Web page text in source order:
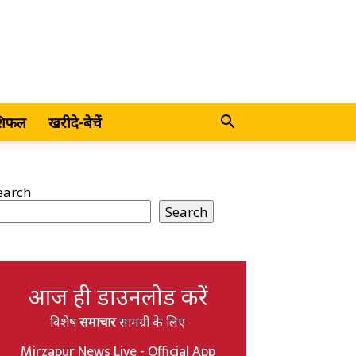
खरीदे-बेचें
Search
आज ही डाउनलोड करें
विशेषसमाचारसामग्री के लिए